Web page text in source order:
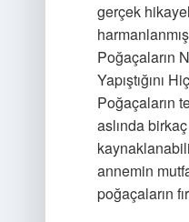
gerçek
Poğaçaların
Yapıştığını
Poğaçaların
aslında
annemin
poğaçaların